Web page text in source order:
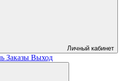
Личный кабинет
Заказы Выход